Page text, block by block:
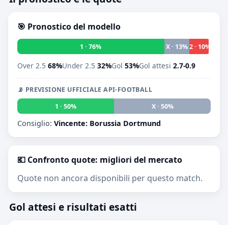
🎯 Pronostico del modello
1 · 76% X · 13%2 · 10%
Over 2.5 68%Under 2.5 32%Gol 53%Gol attesi 2.7-0.9
📡 PREVISIONE UFFICIALE API-FOOTBALL
1 · 50%
X · 50%
Consiglio: Vincente: Borussia Dortmund
💶 Confronto quote: migliori del mercato
Quote non ancora disponibili per questo match.
Gol attesi e risultati esatti